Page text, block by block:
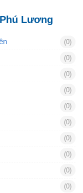
Lương
(0)
(0)
(0)
(0)
(0)
(0)
(0)
(0)
(0)
(0)